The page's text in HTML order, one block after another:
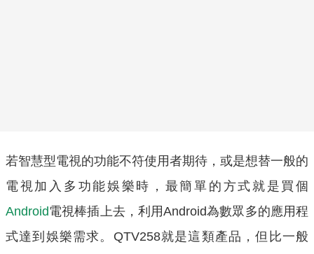
若智慧型電視的功能不符使用者期待，或是想替一般的
電視加入多功能娛樂時，最簡單的方式就是買個
Android電視棒插上去，利用Android為數眾多的應用程
式達到娛樂需求。QTV258就是這類產品，但比一般